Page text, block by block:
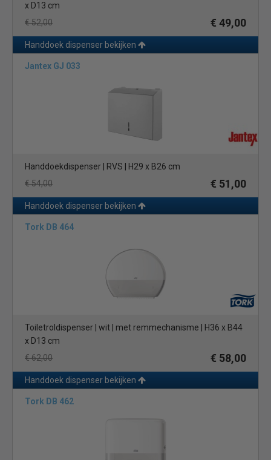
x D13 cm
€ 52,00
€ 49,00
Handdoek dispenser bekijken
Jantex GJ 033
Handdoekdispenser | RVS | H29 x B26 cm
€ 54,00
€ 51,00
Handdoek dispenser bekijken
Tork DB 464
Toiletroldispenser | wit | met remmechanisme | H36 x B44
x D13 cm
€ 62,00
€ 58,00
Handdoek dispenser bekijken
Tork DB 462